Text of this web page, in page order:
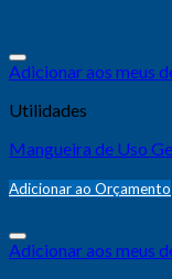
Adicionar aos meus
Utilidades
Mangueira de Uso
Adicionar ao Orçamento
Adicionar aos meus